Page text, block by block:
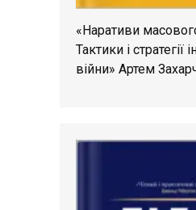
«Наративи
Тактики і стратегії
війни» Артем